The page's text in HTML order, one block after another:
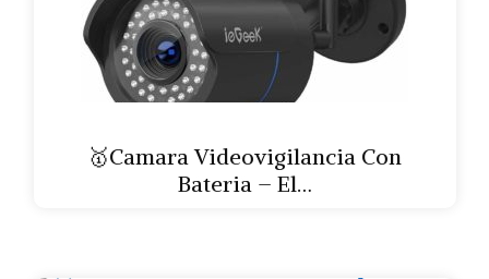
🥇Camara Videovigilancia Con
Bateria – El…